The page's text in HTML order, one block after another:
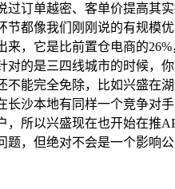
过订单越密、客单价提高其
节都像我们刚刚说的有规模
，它是比前置仓电商的
对的是三四线城市的时候，
不能完全免除，比如兴盛在
长沙本地有同样一个竞争对
，所以兴盛现在也开始在推
，但绝对不会是一个影响公